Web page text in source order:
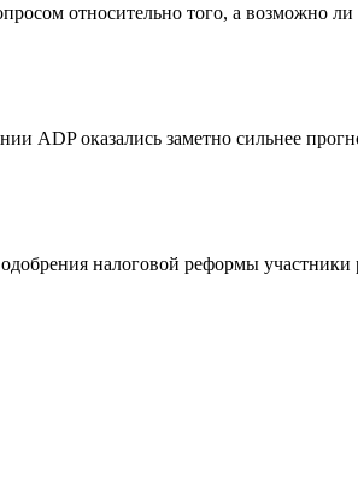
относительно того, а возможно ли
ADP оказались заметно сильнее
налоговой реформы